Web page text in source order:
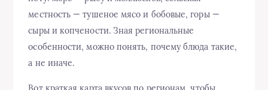
местность — тушеное мясо и бобовые, горы —
сыры и копчености. Зная региональные
особенности, можно понять, почему блюда такие,
а не иначе.